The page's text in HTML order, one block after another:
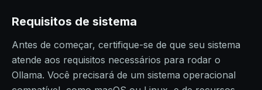
Requisitos de sistema
Antes de começar, certifique-se de que seu sistema
atende aos requisitos necessários para rodar o
Ollama. Você precisará de um sistema operacional